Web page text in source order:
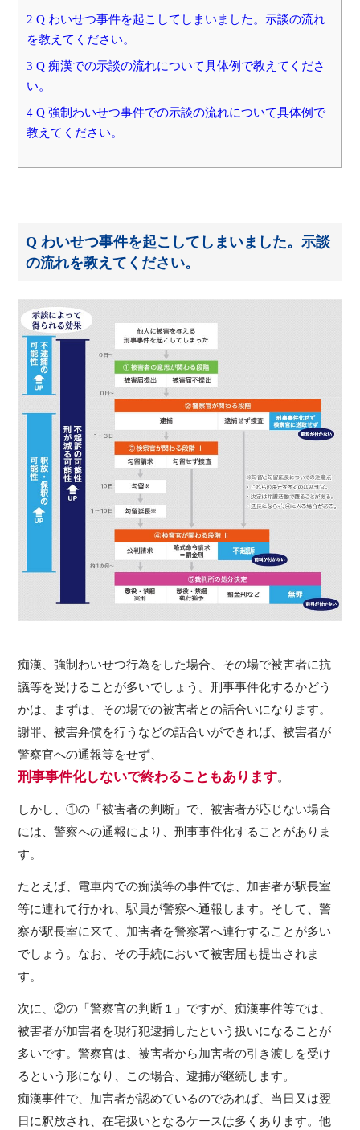
2 Q わいせつ事件を起こしてしまいました。示談の流れ
を教えてください。
3 Q 痴漢での示談の流れについて具体例で教えてくださ
い。
4 Q 強制わいせつ事件での示談の流れについて具体例で
教えてください。
Q わいせつ事件を起こしてしまいました。示談
の流れを教えてください。
痴漢、強制わいせつ行為をした場合、その場で被害者に抗
議等を受けることが多いでしょう。刑事事件化するかどう
かは、まずは、その場での被害者との話合いになります。
謝罪、被害弁償を行うなどの話合いができれば、被害者が
警察官への通報等をせず、
刑事事件化しないで終わることもあります。
しかし、①の「被害者の判断」で、被害者が応じない場合
には、警察への通報により、刑事事件化することがありま
す。
たとえば、電車内での痴漢等の事件では、加害者が駅長室
等に連れて行かれ、駅員が警察へ通報します。そして、警
察が駅長室に来て、加害者を警察署へ連行することが多い
でしょう。なお、その手続において被害届も提出されま
す。
次に、②の「警察官の判断１」ですが、痴漢事件等では、
被害者が加害者を現行犯逮捕したという扱いになることが
多いです。警察官は、被害者から加害者の引き渡しを受け
るという形になり、この場合、逮捕が継続します。
痴漢事件で、加害者が認めているのであれば、当日又は翌
日に釈放され、在宅扱いとなるケースは多くあります。他